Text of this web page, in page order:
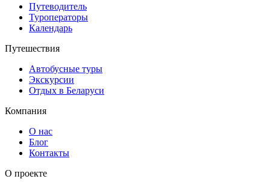
Путеводитель
Туроператоры
Календарь
Путешествия
Автобусные туры
Экскурсии
Отдых в Беларуси
Компания
О нас
Блог
Контакты
О проекте